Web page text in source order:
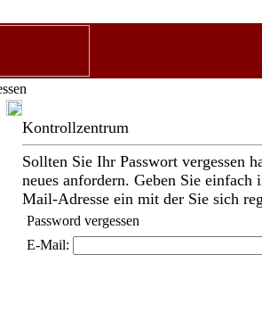
Kontrollzentrum
Sollten Sie Ihr Passwort vergessen
neues anfordern. Geben Sie
Mail-Adresse ein mit der Sie sich
Password vergessen
E-Mail: